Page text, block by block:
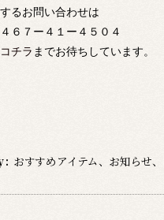
るお問い合わせは
６７ー４１ー４５０４
コチラ までお待ちしています。
: おすすめアイテム、 お知らせ、